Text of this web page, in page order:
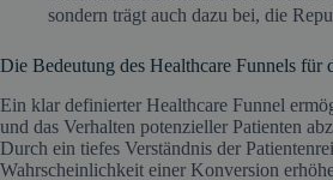
sondern trägt auch dazu bei, die
Die Bedeutung des Healthcare Funnels für
Ein klar definierter Healthcare Funnel
und das Verhalten potenzieller Patienten
Durch ein tiefes Verständnis der
Wahrscheinlichkeit einer Konversion